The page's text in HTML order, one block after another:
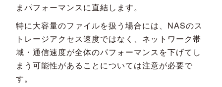
まパフォーマンスに直結します。
特に大容量のファイルを扱う場合には、NASのス
トレージアクセス速度ではなく、ネットワーク帯
域・通信速度が全体のパフォーマンスを下げてし
まう可能性があることについては注意が必要で
す。